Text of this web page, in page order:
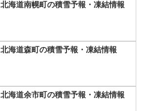
北海道南幌町の積雪予報・凍結情報
北海道森町の積雪予報・凍結情報
北海道余市町の積雪予報・凍結情報